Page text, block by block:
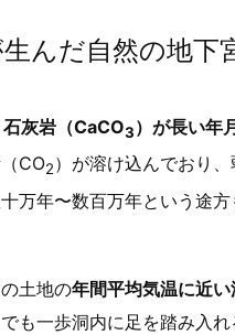
んだ自然の地下
石灰岩（CaCO3）が長い年
CO2）が溶け込んでおり
万年〜数百万年という途
土地の年間平均気温に近い
も一歩洞内に足を踏み入